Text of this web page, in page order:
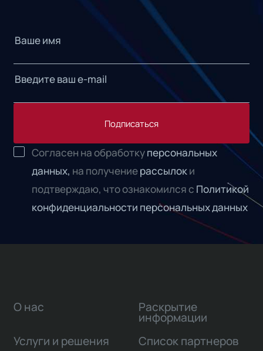
Подписаться
Согласен на обработкуперсональных
данных, на получениерассылоки
подтверждаю, что ознакомился с Политикой
конфиденциальности персональных данных
О нас
Услуги и решения
Раскрытие
информации
Список партнеров